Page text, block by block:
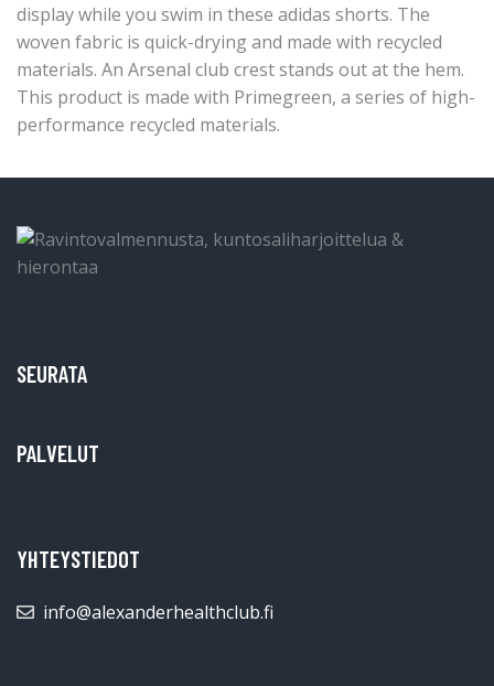
display while you swim in these adidas shorts. The
woven fabric is quick-drying and made with recycled
materials. An Arsenal club crest stands out at the hem.
This product is made with Primegreen, a series of high-
performance recycled materials.
SEURATA
PALVELUT
YHTEYSTIEDOT
info@alexanderhealthclub.fi